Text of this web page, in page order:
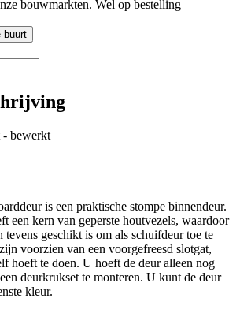
bouwmarkten. Wel op bestelling
buurt
- bewerkt
is een praktische stompe binnendeur.
een kern van geperste houtvezels, waardoor
tevens geschikt is om als schuifdeur toe te
voorzien van een voorgefreesd slotgat,
hoeft te doen. U hoeft de deur alleen nog
deurkrukset te monteren. U kunt de deur
kleur.